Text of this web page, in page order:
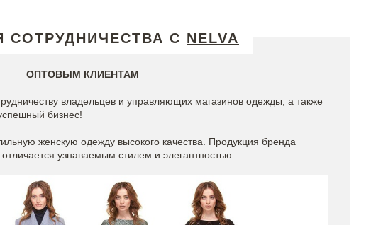
СОТРУДНИЧЕСТВА С NELVA
ОПТОВЫМ КЛИЕНТАМ
владельцев и управляющих магазинов одежды, а также
бизнес!
женскую одежду высокого качества. Продукция бренда
узнаваемым стилем и элегантностью.